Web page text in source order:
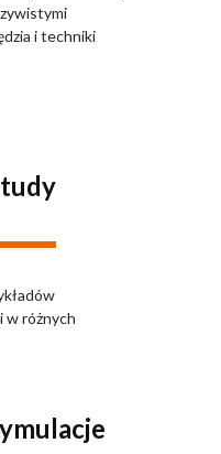
i techniki
w różnych